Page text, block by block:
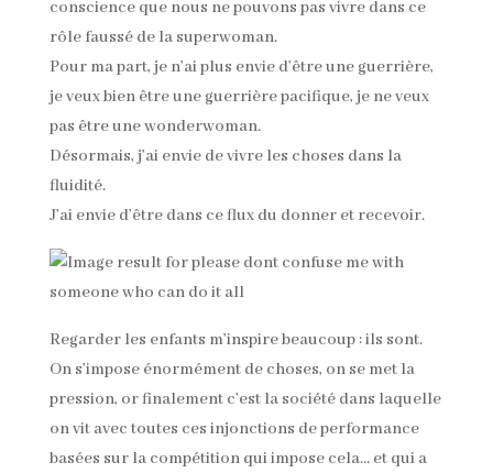
conscience que nous ne pouvons pas vivre dans ce
rôle faussé de la superwoman.
Pour ma part, je n’ai plus envie d’être une guerrière,
je veux bien être une guerrière pacifique, je ne veux
pas être une wonderwoman.
Désormais, j’ai envie de vivre les choses dans la
fluidité.
J’ai envie d’être dans ce flux du donner et recevoir.
Regarder les enfants m’inspire beaucoup : ils sont.
On s’impose énormément de choses, on se met la
pression, or finalement c’est la société dans laquelle
on vit avec toutes ces injonctions de performance
basées sur la compétition qui impose cela… et qui a